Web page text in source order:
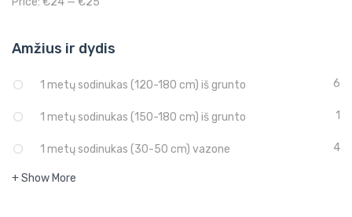
Amžius ir dydis
1 metų sodinukas (120-180 cm) iš grunto 6
1 metų sodinukas (150-180 cm) iš grunto 1
1 metų sodinukas (30-50 cm) vazone 4
+ Show More